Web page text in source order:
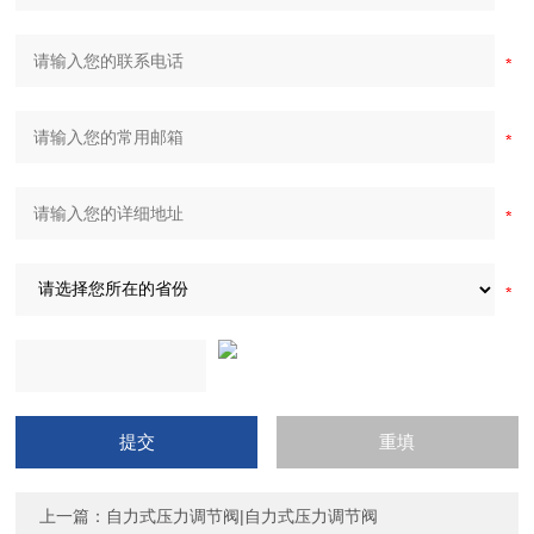
上一篇： 自力式压力调节阀|自力式压力调节阀